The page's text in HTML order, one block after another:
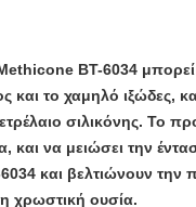
BT-6034
το χαμηλό ιξώδες,
σιλικόνης. Το
και να μειώσει την
και βελτιώνουν
χρωστική ουσία.